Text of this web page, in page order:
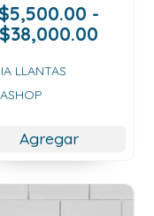
$5,500.00 -
$38,000.00
LLANTAS
Agregar